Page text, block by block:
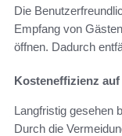
Die
Empfang von
öffnen. Dadurch
Kosteneffizienz
Langfristig gesehen
Durch die